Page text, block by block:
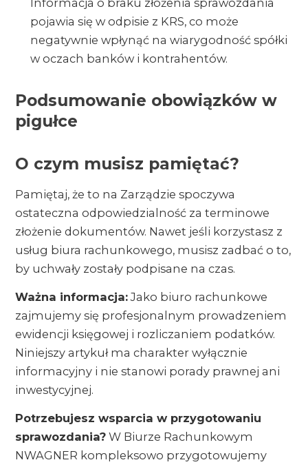
Informacja o braku złożenia sprawozdania
pojawia się w odpisie z KRS, co może
negatywnie wpłynąć na wiarygodność spółki
w oczach banków i kontrahentów.
Podsumowanie obowiązków w
pigułce
O czym musisz pamiętać?
Pamiętaj, że to na Zarządzie spoczywa
ostateczna odpowiedzialność za terminowe
złożenie dokumentów. Nawet jeśli korzystasz z
usług biura rachunkowego, musisz zadbać o to,
by uchwały zostały podpisane na czas.
Ważna informacja:Jako biuro rachunkowe
zajmujemy się profesjonalnym prowadzeniem
ewidencji księgowej i rozliczaniem podatków.
Niniejszy artykuł ma charakter wyłącznie
informacyjny i nie stanowi porady prawnej ani
inwestycyjnej.
Potrzebujesz wsparcia w przygotowaniu
sprawozdania? W Biurze Rachunkowym
NWAGNER kompleksowo przygotowujemy